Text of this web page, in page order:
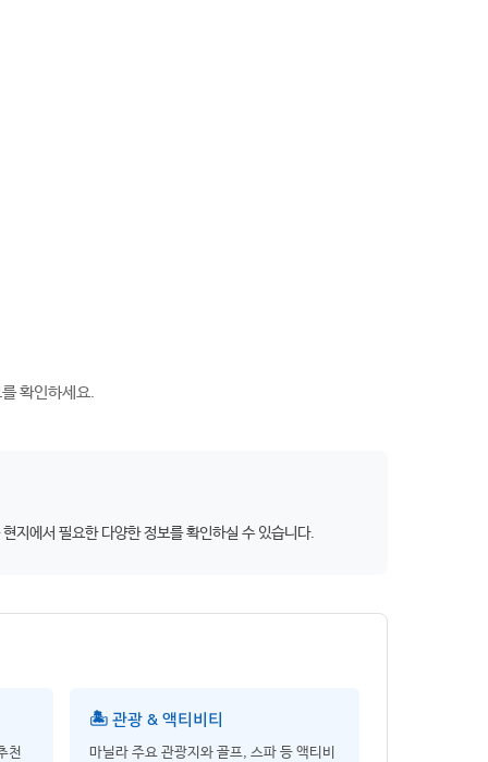
확인하세요.
지에서 필요한 다양한 정보를 확인하실 수 있습니다.
천
🏝️ 관광 & 액티비티
마닐라 주요 관광지와 골프, 스파 등 액티비